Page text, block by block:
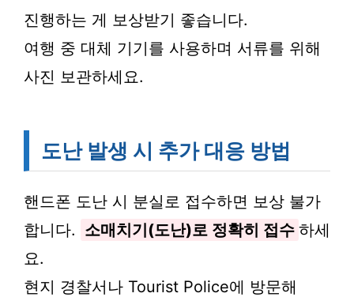
진행하는 게 보상받기 좋습니다.
여행 중 대체 기기를 사용하며 서류를 위해
사진 보관하세요.
도난 발생 시 추가 대응 방법
핸드폰 도난 시 분실로 접수하면 보상 불가
합니다. 소매치기(도난)로 정확히 접수 하세
요.
현지 경찰서나 Tourist Police에 방문해